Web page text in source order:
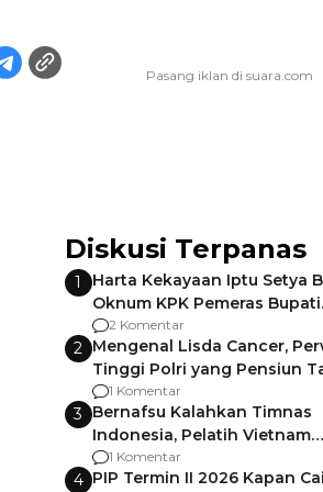
Diskusi Terpanas
1
Harta Kekayaan Iptu Setya
Oknum KPK Pemeras Bupati
Pemalang
2 Komentar
2 Mengenal Lisda Cancer,
Tinggi Polri yang Pensiun
Usai Jadi Brigjen
1 Komentar
3 Bernafsu Kalahkan Timnas
Indonesia, Pelatih Vietnam
Berencana Pakai Jimat di
1 Komentar
4 PIP Termin II 2026 Kapan